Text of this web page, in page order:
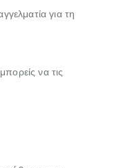
για τη
να τις